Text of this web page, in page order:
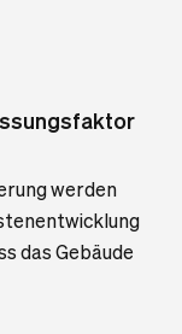
werden
das Gebäude